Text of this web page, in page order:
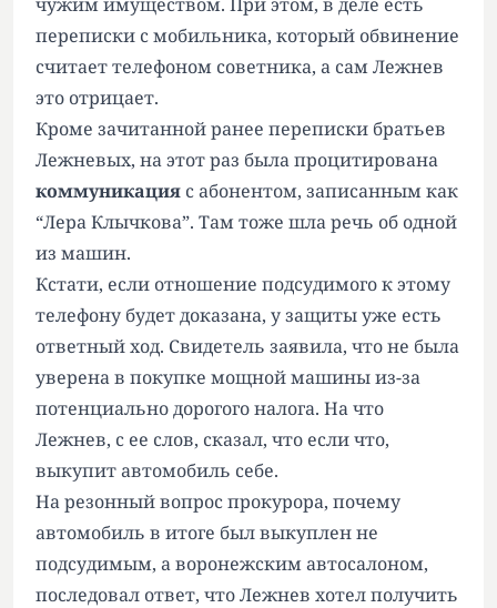
переписки с мобильника, который обвинение
считает телефоном советника, а сам Лежнев
это отрицает.
Кроме зачитанной ранее переписки братьев
Лежневых, на этот раз была процитирована
коммуникация с абонентом, записанным как
“Лера Клычкова”. Там тоже шла речь об одной
из машин.
Кстати, если отношение подсудимого к этому
телефону будет доказана, у защиты уже есть
ответный ход. Свидетель заявила, что не была
уверена в покупке мощной машины из-за
потенциально дорогого налога. На что
Лежнев, с ее слов, сказал, что если что,
выкупит автомобиль себе.
На резонный вопрос прокурора, почему
автомобиль в итоге был выкуплен не
подсудимым, а воронежским автосалоном,
последовал ответ, что Лежнев хотел получить